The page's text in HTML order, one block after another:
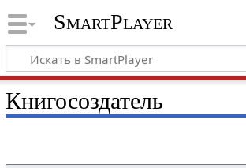
SmartPlayer
Книгосоздатель